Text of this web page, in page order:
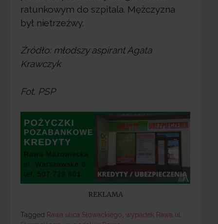
ratunkowym do szpitala. Mężczyzna
był nietrzeźwy.
Źródło: młodszy aspirant Agata
Krawczyk
Fot. PSP
REKLAMA
Tagged
Tagged Rawa ulica Słowackiego wypadek Rawa ul.